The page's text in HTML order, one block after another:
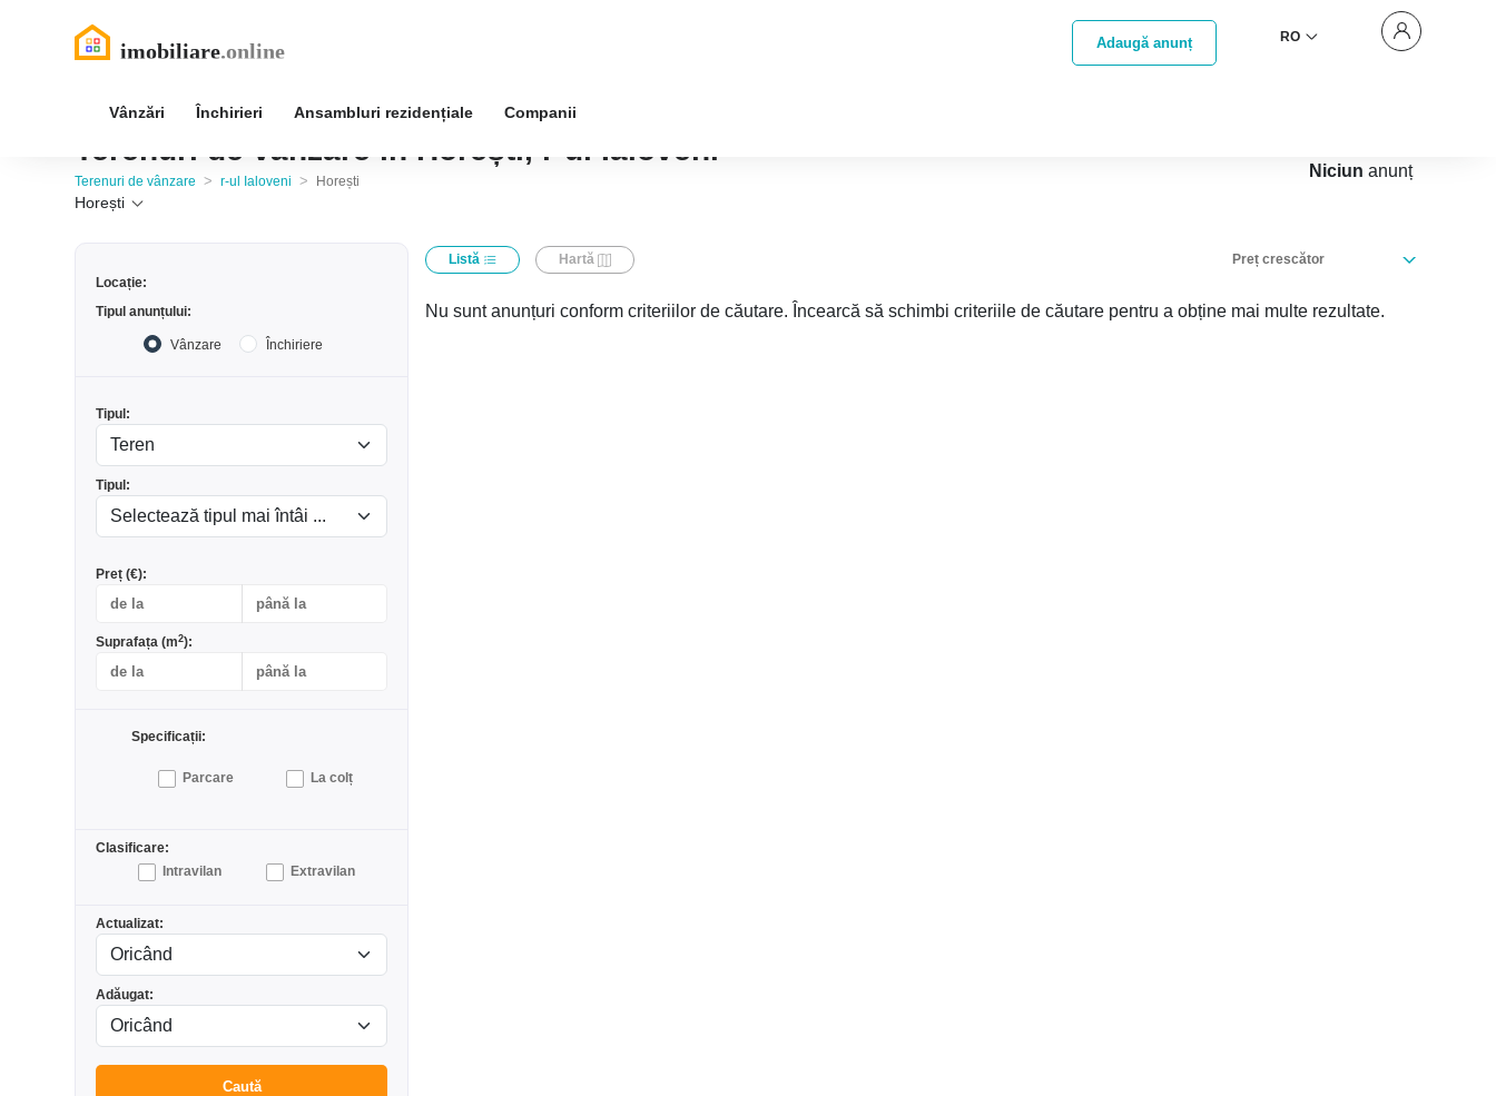
Adaugă anunț RO
Vânzări Închirieri Ansambluri rezidențiale Companii
Terenuri de vânzare în Horești, r-ul Ialoveni
Terenuri de vânzare > r-ul Ialoveni > Horești
Horești
Niciun anunț
Locație:
Tipul anunțului:
Vânzare Închiriere
Tipul:
Tipul:
Preț (€):
Suprafața (m2):
Specificații:
Parcare La colț
Clasificare:
Intravilan
Extravilan
Actualizat:
Adăugat:
Caută
Listă Hartă Preț crescător
Nu sunt anunțuri conform criteriilor de căutare. Încearcă să schimbi criteriile de căutare pentru a obține mai multe rezultate.